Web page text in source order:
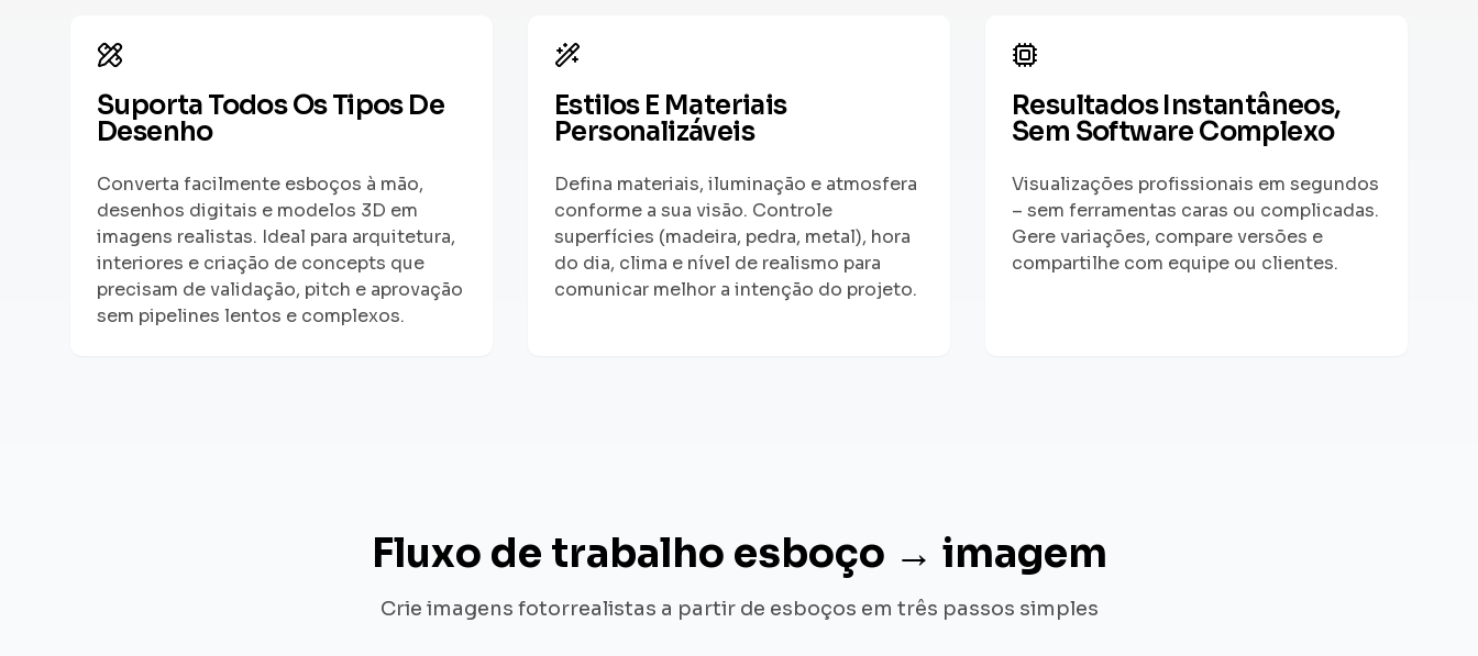
Suporta Todos Os Tipos De
Desenho
Converta facilmente esboços à mão,
desenhos digitais e modelos 3D em
imagens realistas. Ideal para arquitetura,
interiores e criação de concepts que
precisam de validação, pitch e aprovação
sem pipelines lentos e complexos.
Estilos E Materiais
Personalizáveis
Defina materiais, iluminação e atmosfera
conforme a sua visão. Controle
superfícies (madeira, pedra, metal), hora
do dia, clima e nível de realismo para
comunicar melhor a intenção do projeto.
Resultados Instantâneos,
Sem Software Complexo
Visualizações profissionais em segundos
– sem ferramentas caras ou complicadas.
Gere variações, compare versões e
compartilhe com equipe ou clientes.
Fluxo de trabalho esboço → imagem
Crie imagens fotorrealistas a partir de esboços em três passos simples